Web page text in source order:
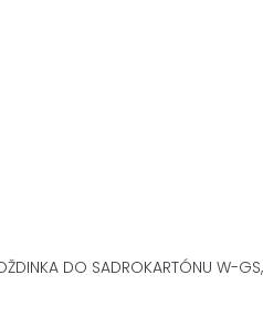
DO SADROKARTÓNU W-